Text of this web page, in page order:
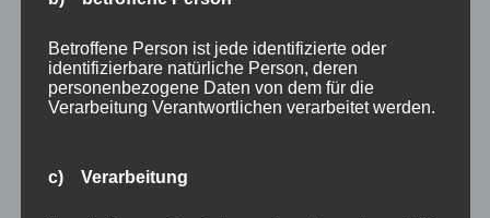
April 2023(10)
Februar 2023(3)
Januar 2023(8)
Dezember 2022(7)
November 2022(8)
August 2022(6)
Betroffene Person ist jede identifizierte oder
identifizierbare natürliche Person, deren
personenbezogene Daten von dem für die
Verarbeitung Verantwortlichen verarbeitet werden.
c) Verarbeitung